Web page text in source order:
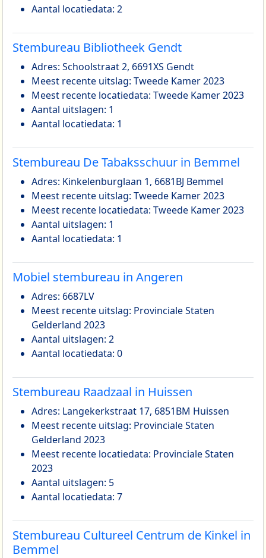
Aantal locatiedata: 2
Stembureau Bibliotheek Gendt
Adres: Schoolstraat 2, 6691XS Gendt
Meest recente uitslag: Tweede Kamer 2023
Meest recente locatiedata: Tweede Kamer 2023
Aantal uitslagen: 1
Aantal locatiedata: 1
Stembureau De Tabaksschuur in Bemmel
Adres: Kinkelenburglaan 1, 6681BJ Bemmel
Meest recente uitslag: Tweede Kamer 2023
Meest recente locatiedata: Tweede Kamer 2023
Aantal uitslagen: 1
Aantal locatiedata: 1
Mobiel stembureau in Angeren
Adres: 6687LV
Meest recente uitslag: Provinciale Staten
Gelderland 2023
Aantal uitslagen: 2
Aantal locatiedata: 0
Stembureau Raadzaal in Huissen
Adres: Langekerkstraat 17, 6851BM Huissen
Meest recente uitslag: Provinciale Staten
Gelderland 2023
Meest recente locatiedata: Provinciale Staten
2023
Aantal uitslagen: 5
Aantal locatiedata: 7
Stembureau Cultureel Centrum de Kinkel in
Bemmel